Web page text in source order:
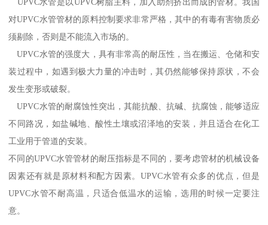
对UPVC水管管材的原料控制要求非常严格，其中的有毒有害物质必
须剔除，否则是不能流入市场的。
UPVC水管的强度大，具有非常高的耐压性，当在搬运、仓储和安
装过程中，如遇到极大力量的冲击时，其仍然能够保持原状，不会
发生变形或破裂。
UPVC水管的耐腐蚀性突出，其能抗酸、抗碱、抗腐蚀，能够适应
不同路况，如盐碱地、酸性土壤或沼泽地的安装，并且适合在化工
工业用于管道的安装。
不同的UPVC水管管材的耐压指标是不同的，要考虑管材的机械设备
因素还有就是原材料和配方因素。UPVC水管有众多的优点，但是
UPVC水管不耐高温，只适合低温水的运输，选用的时候一定要注
意。